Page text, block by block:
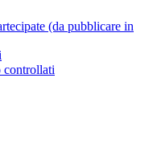
(da pubblicare in